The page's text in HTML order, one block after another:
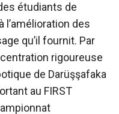
étudiants de
l’amélioration des
qu’il fournit. Par
rigoureuse
de Darüşşafaka
au FIRST